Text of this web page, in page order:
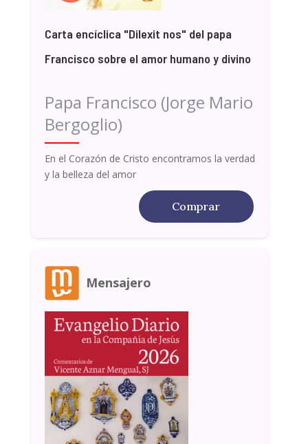
Carta encíclica "Dilexit nos" del papa
Francisco sobre el amor humano y divino
Papa Francisco (Jorge Mario
Bergoglio)
En el Corazón de Cristo encontramos la verdad
y la belleza del amor
Comprar
Mensajero